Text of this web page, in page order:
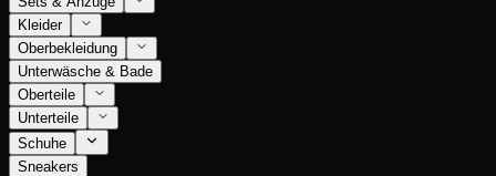
Kleider
Oberbekleidung
Unterwäsche & Bade
Oberteile
Unterteile
Schuhe
Sneakers